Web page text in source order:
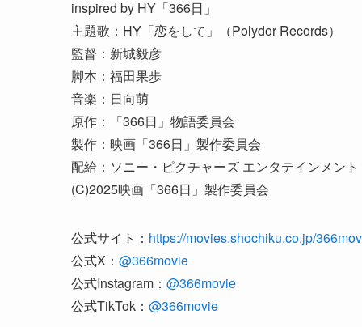
inspired by HY「366日」
主題歌：HY「恋をして」（Polydor Records）
監督：新城毅彦
脚本：福田果歩
音楽：日向萌
原作：「366日」物語委員会
製作：映画「366日」製作委員会
配給：ソニー・ピクチャーズ エンタテインメン
(C)2025映画「366日」製作委員会
公式サイト： https://movies.shochiku.co.jp/
公式X： @366movie
公式Instagram： @366movie
公式TikTok： @366movie